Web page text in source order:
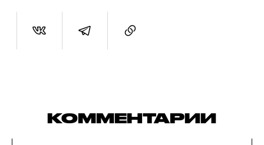
КОММЕНТАРИИ